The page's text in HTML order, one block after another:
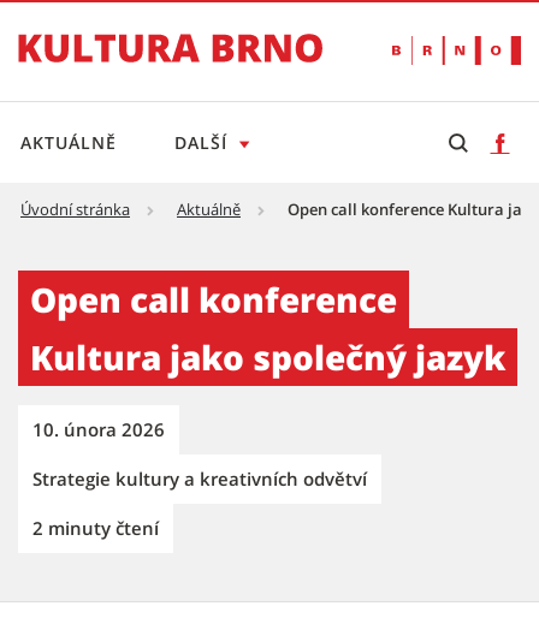
AKTUÁLNĚ DALŠÍ
Úvodní stránka Aktuálně Open call konference Kultura
Open call konference
Kultura jako společný jazyk
10. února 2026
Strategie kultury a kreativních odvětví
2 minuty čtení